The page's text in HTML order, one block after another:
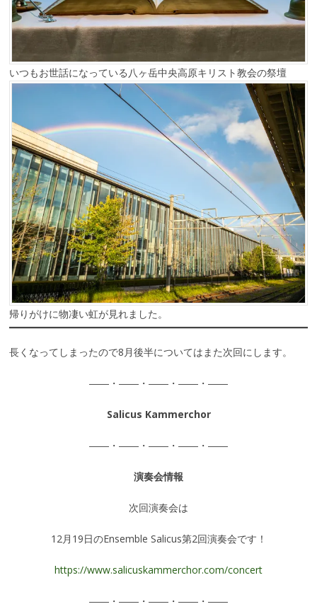
いつもお世話になっている八ヶ岳中央高原キリスト教会の祭壇
帰りがけに物凄い虹が見れました。
長くなってしまったので8月後半についてはまた次回にします。
――・――・――・――・――
Salicus Kammerchor
――・――・――・――・――
演奏会情報
次回演奏会は
12月19日のEnsemble Salicus第2回演奏会です！
https://www.salicuskammerchor.com/concert
――・――・――・――・――